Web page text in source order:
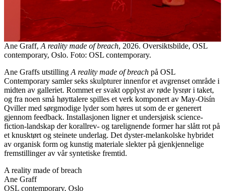
Ane Graff,A reality made of breach, 2026. Oversiktsbilde, OSL
contemporary, Oslo. Foto: OSL contemporary.
Ane Graffs utstillingA reality made of breach på OSL
Contemporary samler seks skulpturer innenfor et avgrenset område i
midten av galleriet. Rommet er svakt opplyst av røde lysrør i taket,
og fra noen små høyttalere spilles et verk komponert av May-Oisín
Qviller med sørgmodige lyder som høres ut som de er generert
gjennom feedback. Installasjonen ligner et undersjøisk science-
fiction-landskap der korallrev- og tarelignende former har slått rot på
et knusktørt og steinete underlag. Det dyster-melankolske hybridet
av organisk form og kunstig materiale slekter på gjenkjennelige
fremstillinger av vår syntetiske fremtid.
A reality made of breach
Ane Graff
OSL contemporary, Oslo